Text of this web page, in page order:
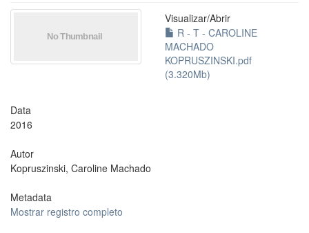
Visualizar/Abrir
R - T - CAROLINE
MACHADO
KOPRUSZINSKI.pdf
(3.320Mb)
Data
2016
Autor
Kopruszinski, Caroline Machado
Metadata
Mostrar registro completo